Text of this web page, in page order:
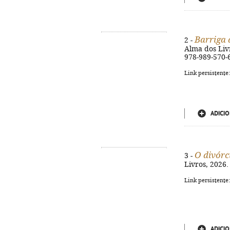
2 - Barriga
Alma dos
978-989-570-
Link
3 - O
Livros, 2026.
Link